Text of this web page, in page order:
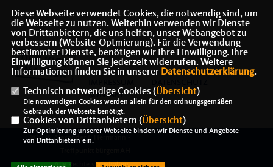
KONTAKT
@2026 Alexander J. Herrmann -
Alle Rechte vorbehalten.
Diese Webseite verwendet Cookies, die notwendig sind, um
die Webseite zu nutzen. Weiterhin verwenden wir Dienste
von Drittanbietern, die uns helfen, unser Webangebot zu
verbessern (Website-Optmierung). Für die Verwendung
bestimmter Dienste, benötigen wir Ihre Einwilligung. Ihre
Einwilligung können Sie jederzeit widerrufen. Weitere
Informationen finden Sie in unserer Datenschutzerklärung.
Technisch notwendige Cookies (Übersicht)
Die notwendigen Cookies werden allein für den ordnungsgemäßen
Gebrauch der Webseite benötigt.
Cookies von Drittanbietern (Übersicht)
Zur Optimierung unserer Webseite binden wir Dienste und Angebote
von Drittanbietern ein.